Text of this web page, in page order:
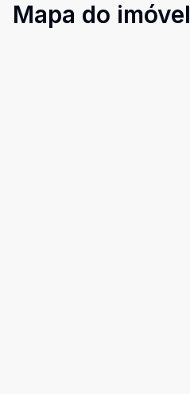
Mapa do imóvel